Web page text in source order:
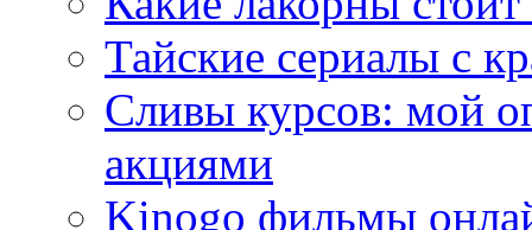
Тайские сериалы с
Сливы курсов: мой
акциями
Kinogo фильмы